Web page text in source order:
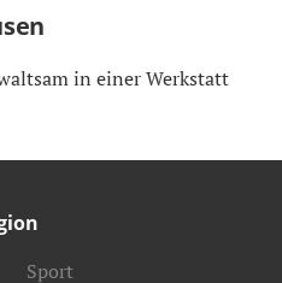
in einer Werkstatt
Sport